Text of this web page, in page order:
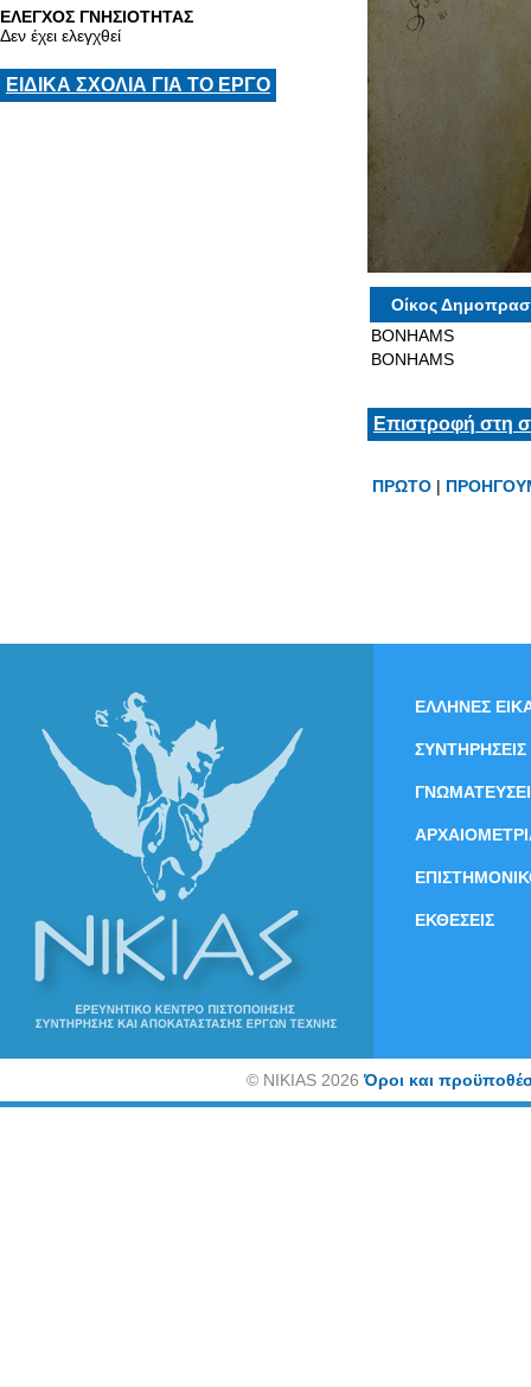
ΕΛΕΓΧΟΣ ΓΝΗΣΙΟΤΗΤΑΣ
Δεν έχει ελεγχθεί
ΕΙΔΙΚΑ ΣΧΟΛΙΑ ΓΙΑ ΤΟ ΕΡΓΟ
Οίκος
BONHAMS
BONHAMS
Επιστροφή στη
ΠΡΩΤΟ |
ΕΛΛΗΝΕΣ
ΣΥΝΤΗΡΗΣΕΙΣ
ΕΚΘΕΣΕΙΣ
©NIKIAS 2026Όροι και